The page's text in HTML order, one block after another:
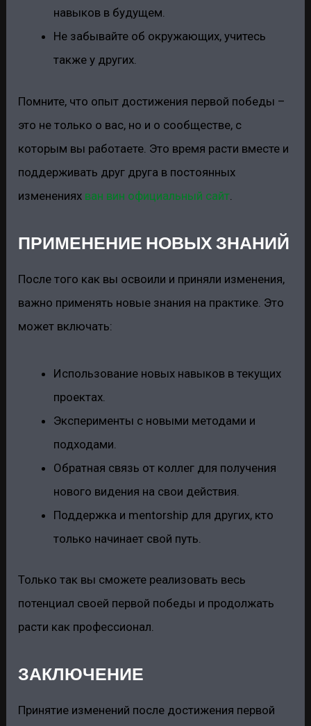
навыков в будущем.
Не забывайте об окружающих, учитесь
также у других.
Помните, что опыт достижения первой победы –
это не только о вас, но и о сообществе, с
которым вы работаете. Это время расти вместе и
поддерживать друг друга в постоянных
изменениях ван вин официальный сайт
ПРИМЕНЕНИЕ НОВЫХ ЗНАНИЙ
После того как вы освоили и приняли изменения,
важно применять новые знания на практике. Это
может включать:
Использование новых навыков в текущих
проектах.
Эксперименты с новыми методами и
подходами.
Обратная связь от коллег для получения
нового видения на свои действия.
Поддержка и mentorship для других, кто
только начинает свой путь.
Только так вы сможете реализовать весь
потенциал своей первой победы и продолжать
расти как профессионал.
ЗАКЛЮЧЕНИЕ
Принятие изменений после достижения первой